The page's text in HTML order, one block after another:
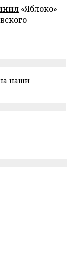
«Яблоко»
наши